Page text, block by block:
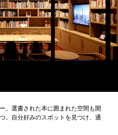
。選書された本に囲まれた空間も開
。自分好みのスポットを見つけ、通